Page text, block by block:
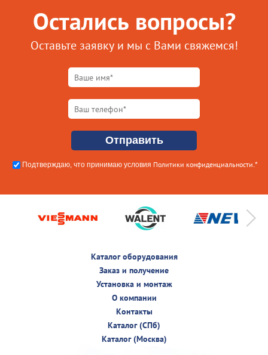
Остались вопросы?
Оставьте заявку и мы с Вами свяжемся!
Подтверждаю, что принимаю условия Политики конфиденциальности .*
Каталог оборудования
Заказ и получение
Установка и монтаж
О компании
Контакты
Каталог (СПб)
Каталог (Москва)